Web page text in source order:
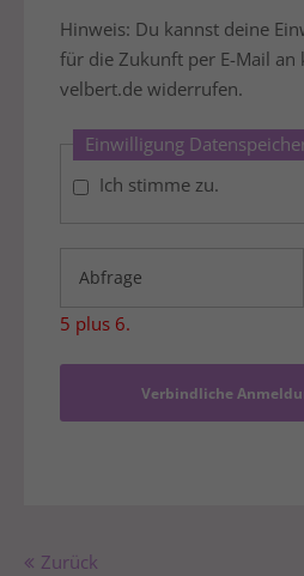
Hinweis: Du kannst deine
für die Zukunft per E-Mail an
velbert.de widerrufen.
Einwilligung
Ich stimme zu.
5 plus 6.
Verbindliche
Zurück